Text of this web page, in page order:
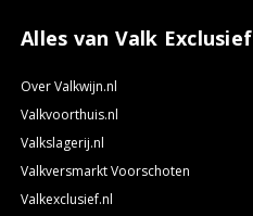
Alles van Valk Exclusief
Over Valkwijn.nl
Valkvoorthuis.nl
Valkslagerij.nl
Valkversmarkt Voorschoten
Valkexclusief.nl